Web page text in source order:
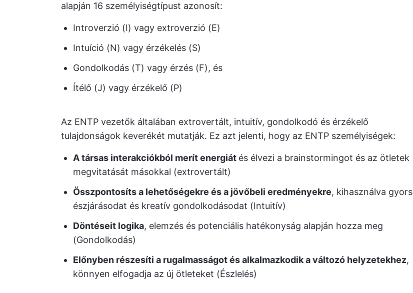
alapján 16 személyiségtípust azonosít:
Introverzió (I) vagy extroverzió (E)
Intuíció (N) vagy érzékelés (S)
Gondolkodás (T) vagy érzés (F), és
Ítélő (J) vagy érzékelő (P)
Az ENTP vezetők általában extrovertált, intuitív, gondolkodó és érzékelő
tulajdonságok keverékét mutatják. Ez azt jelenti, hogy az ENTP személyiségek:
A társas interakciókból merít energiát és élvezi a brainstormingot és az ötletek
megvitatását másokkal (extrovertált)
Összpontosíts a lehetőségekre és a jövőbeli eredményekre, kihasználva gyors
észjárásodat és kreatív gondolkodásodat (Intuitív)
Döntéseit logika, elemzés és potenciális hatékonyság alapján hozza meg
(Gondolkodás)
Előnyben részesíti a rugalmasságot és alkalmazkodik a változó helyzetekhez,
könnyen elfogadja az új ötleteket (Észlelés)